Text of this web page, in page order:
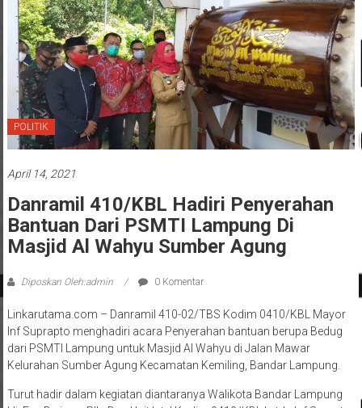
POLITIK
April 14, 2021
Danramil 410/KBL Hadiri Penyerahan
Bantuan Dari PSMTI Lampung Di
Masjid Al Wahyu Sumber Agung
Diposkan Oleh:admin 0 Komentar
Linkarutama.com – Danramil 410-02/TBS Kodim 0410/KBL Mayor
Inf Suprapto menghadiri acara Penyerahan bantuan berupa Bedug
dari PSMTI Lampung untuk Masjid Al Wahyu di Jalan Mawar
Kelurahan Sumber Agung Kecamatan Kemiling, Bandar Lampung.
Turut hadir dalam kegiatan diantaranya Walikota Bandar Lampung